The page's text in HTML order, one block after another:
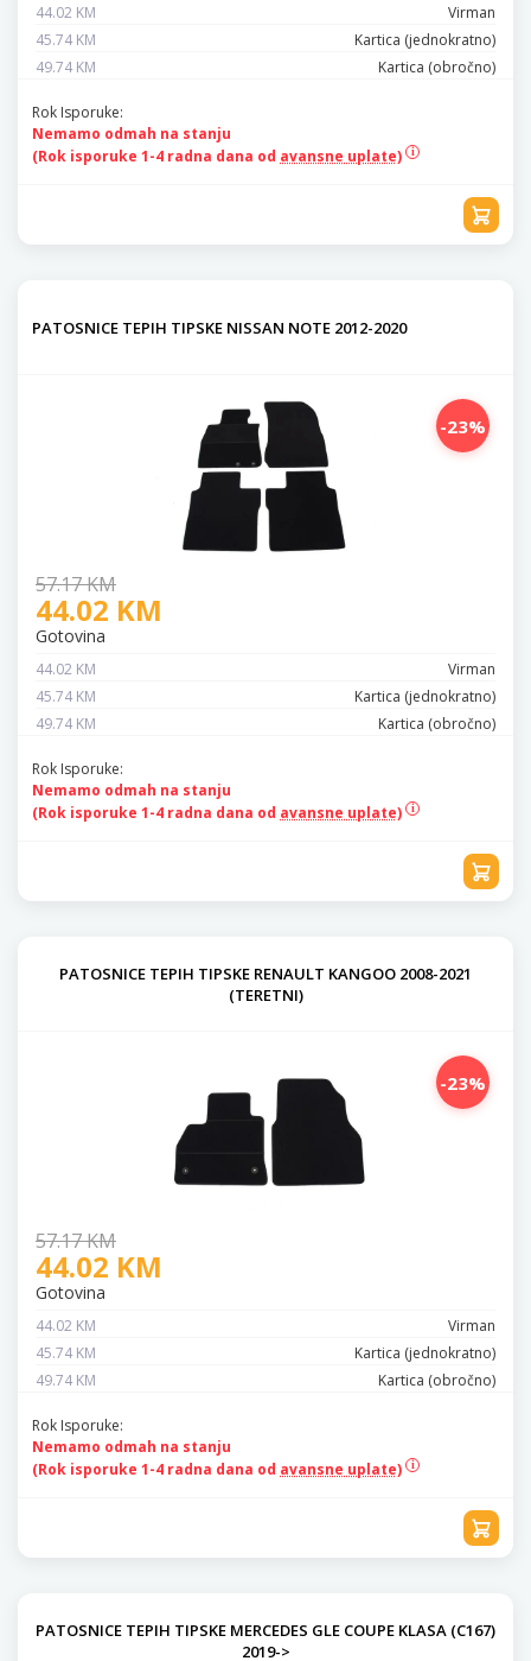
44.02 KM
Virman
45.74 KM
Kartica (jednokratno)
49.74 KM
Kartica (obročno)
Rok Isporuke:
Nemamo odmah na stanju
(Rok isporuke 1-4 radna dana od avansne uplate)
PATOSNICE TEPIH TIPSKE NISSAN NOTE 2012-2020
-23%
57.17 KM
44.02 KM
Gotovina
44.02 KM
Virman
45.74 KM
Kartica (jednokratno)
49.74 KM
Kartica (obročno)
Rok Isporuke:
Nemamo odmah na stanju
(Rok isporuke 1-4 radna dana od avansne uplate)
PATOSNICE TEPIH TIPSKE RENAULT KANGOO 2008-2021
(TERETNI)
-23%
57.17 KM
44.02 KM
Gotovina
44.02 KM
Virman
45.74 KM
Kartica (jednokratno)
49.74 KM
Kartica (obročno)
Rok Isporuke:
Nemamo odmah na stanju
(Rok isporuke 1-4 radna dana od avansne uplate)
PATOSNICE TEPIH TIPSKE MERCEDES GLE COUPE KLASA (C167)
2019->